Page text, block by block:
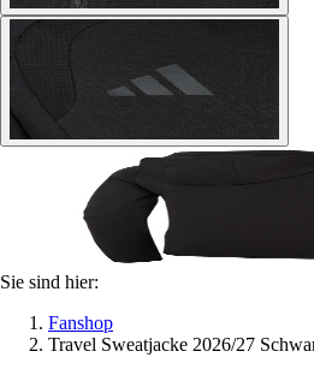
Sie sind hier:
Fanshop
Travel Sweatjacke 2026/27